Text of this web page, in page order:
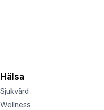
Hälsa
Sjukvård
Wellness